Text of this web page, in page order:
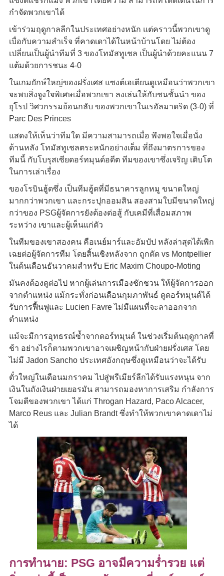
กำจัดพวกเขาได้
เข้าร่วมฤดูกาลลีกในประเทศอย่างหนัก แต่คราวนี้พวกเขาดู
เบื่อกับความสำเร็จ ที่คาดเดาได้ในหน้าบ้านโดย ไม่ต้อง
เปลี่ยนเป็นผู้นำทีมที่ 3 ของโทมัสทูเชล เป็นผู้นำด้วยคะแนน 7
แต้มด้วยการชนะ 4-0
ในเกมยักษ์ใหญ่ของฝรั่งเศส แซงต์เอเตียนดูเหมือนว่าพวกเขา
จะพบสิ่งจูงใจพิเศษเมื่อพวกเขา ลงเล่นให้กับชนชั้นนำ ของ
ยุโรป วิศวกรรมย้อนกลับ ของพวกเขาในเรอัลมาดริด (3-0) ที่
Parc Des Princes
แสดงให้เห็นว่าทีมใด มีความสามารถเมื่อ พึงพอใจเมื่อนั่ง
ด้านหลัง โทมัสทูเชลตระหนักอย่างเต็ม ที่ถึงมาตรการของ
ทีมนี้ กับโบรุสเซียดอร์ทมุนด์อดีต ทีมของเขาซึ่งเจริญ เติบโต
ในการเล่าเรื่อง
ของโรบินฮู้ดซึ่ง เป็นทีมฮู้ดที่มีธนาคารลูกหมู ขนาดใหญ่
มากกว่าพวกเขา และกระปุกออมสิน สองสามใบมีขนาดใหญ่
กว่าของ PSGผู้จัดการยังต้องต่อสู้ กับเคมีที่เสื่อมสภาพ
ระหว่าง เขาและผู้เห็นแก่ตัว
ในทีมของเขาสองคน คือเนย์มาร์และอัมบัป หลังล่าสุดได้เพิก
เฉยต่อผู้จัดการทีม โดยสิ้นเชิงหลังจาก ถูกตัด vs Montpellier
ในต้นเดือนธันวาคมสำหรับ Eric Maxim Choupo-Moting
มันคงต้องดูต่อไป หากผู้เล่นการเมืองชักชวน ให้ผู้จัดการออก
จากตำแหน่ง แม้กระทั่งก่อนเดือนกุมภาพันธ์ ดูดอร์ทมุนด์ได้
รับการฟื้นฟูและ Lucien Favre ไม่มีแผนที่จะลาออกจาก
ตำแหน่ง
แม้จะมีการอุทธรณ์ซ้ำจากดอร์ทมุนด์ ในช่วงเริ่มต้นฤดูกาลที่
ช้า อย่างไรก็ตามพวกเขาอาจเผชิญหน้ากับฝ่ายฝรั่งเศส โดย
ไม่มี Jadon Sancho ประเทศอังกฤษซึ่งดูเหมือนว่าจะได้รับ
ตั๋วใหญ่ในเดือนมกราคม ไปสู่พรีเมียร์ลีกได้รับแรงหนุน จาก
เงินในถังเงินฝ่ายเยอรมัน สามารถมองหาการเสริม กำลังการ
โจมตีของพวกเขา ได้แก่ Throgan Hazard, Paco Alcacer,
Marco Reus และ Julian Brandt ซึ่งทำให้พวกเขาคาดเดาไม่
ได้
การทำนาย: PSG อาจมีความร่ำรวย แต่